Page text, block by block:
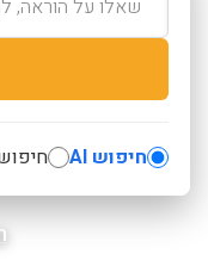
חיפוש AI